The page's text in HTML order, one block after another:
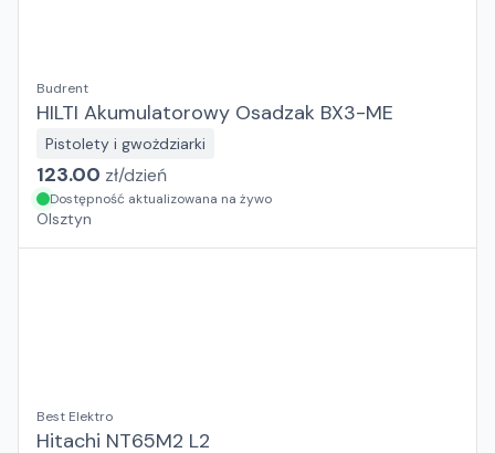
Budrent
HILTI Akumulatorowy Osadzak BX3-ME
Pistolety i gwożdziarki
123.00 zł/dzień
Dostępność aktualizowana na żywo
Olsztyn
Best Elektro
Hitachi NT65M2 L2